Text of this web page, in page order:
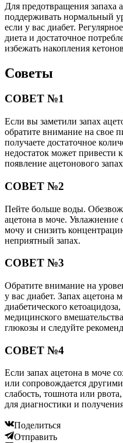
Для предотвращения запаха
поддерживать нормальный
если у вас диабет.
диета и достаточное
избежать накопления
Советы
СОВЕТ №1
Если вы заметили запах
обратите внимание на свое
получаете достаточное
недостаток может привести
появление ацетонового
СОВЕТ №2
Пейте больше воды.
ацетона в моче. Увлажнение
мочу и снизить
неприятный запах.
СОВЕТ №3
Обратите внимание на
у вас диабет. Запах ацетона
диабетического
медицинского
глюкозы и следуйте
СОВЕТ №4
Если запах ацетона в моче
или сопровождается
слабость, тошнота или
для диагностики и
Поделиться
Отправить